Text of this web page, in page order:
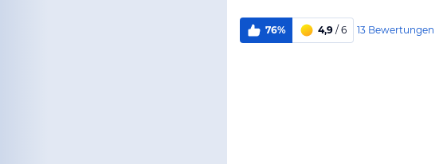
76% 4,9 / 6 13 Bewertungen